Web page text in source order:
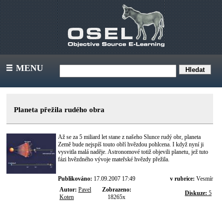
III MENU
Planeta přežila rudého obra
Až se za 5 miliard let stane z našeho Slunce rudý obr, planeta
Země bude nejspíš touto obří hvězdou pohlcena. I když nyní ji
vysvitla malá naděje. Astronomové totiž objevili planetu, jež tuto
fázi hvězdného vývoje mateřské hvězdy přežila.
Publikováno: 17.09.2007 17:49 v rubrice: Vesmír
Autor: Pavel
Koten
Zobrazeno:
18265x
Diskuze: 5